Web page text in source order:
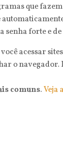
que
senha forte e
acessar
o
comuns.Veja